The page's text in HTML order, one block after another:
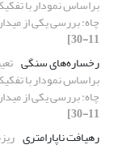
چاه: بررسی یکی از
11-30]
رخساره‌‌‌‌های سنگی
چاه: بررسی یکی از
11-30]
رهیافت ناپارامتری